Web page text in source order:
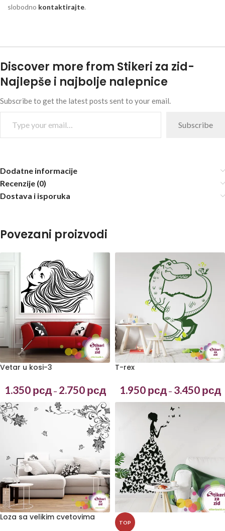
slobodno kontaktirajte.
Discover more from Stikeri za zid-
Najlepše i najbolje nalepnice
Subscribe to get the latest posts sent to your email.
Subscribe
Dodatne informacije
Recenzije (0)
Dostava i isporuka
Povezani proizvodi
Vetar u kosi-3
1.350 рсд – 2.750 рсд
T-rex
1.950 рсд – 3.450 рсд
Loza sa velikim cvetovima
TOP